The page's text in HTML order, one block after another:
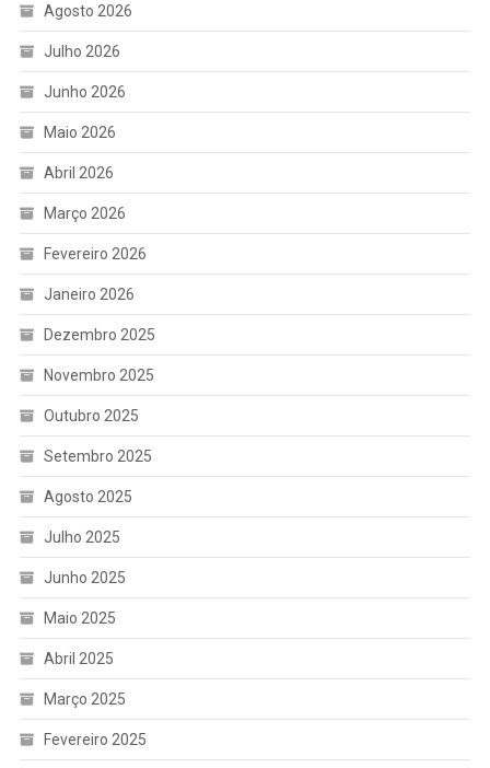
Agosto 2026
Julho 2026
Junho 2026
Maio 2026
Abril 2026
Março 2026
Fevereiro 2026
Janeiro 2026
Dezembro 2025
Novembro 2025
Outubro 2025
Setembro 2025
Agosto 2025
Julho 2025
Junho 2025
Maio 2025
Abril 2025
Março 2025
Fevereiro 2025